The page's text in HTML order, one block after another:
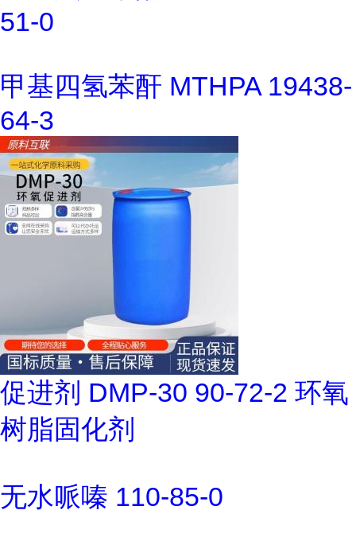
51-0
甲基四氢苯酐 MTHPA 19438-
64-3
促进剂 DMP-30 90-72-2 环氧
树脂固化剂
无水哌嗪 110-85-0